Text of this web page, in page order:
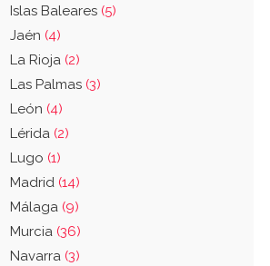
Islas Baleares (5)
Jaén (4)
La Rioja (2)
Las Palmas (3)
León (4)
Lérida (2)
Lugo (1)
Madrid (14)
Málaga (9)
Murcia (36)
Navarra (3)